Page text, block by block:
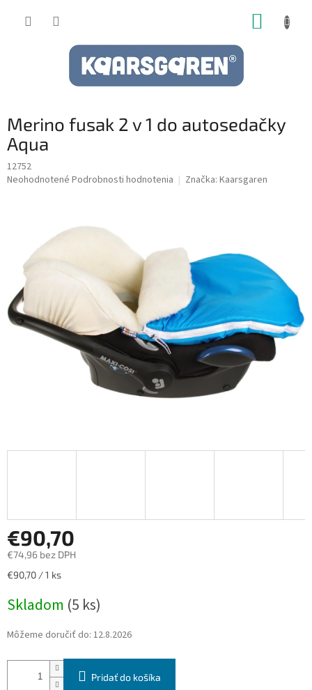
Merino fusak 2 v 1 do autosedačky
Aqua
12752
Priemerné
hviezdičiek.
Neohodnotené Podrobnosti hodnotenia Značka: Kaarsgaren
€90,70
€74,96 bez DPH
Jednotková
€90,70 / 1 ks
Skladom (5 ks)
Môžeme doručiť do: 12.8.2026
Pridať do košíka